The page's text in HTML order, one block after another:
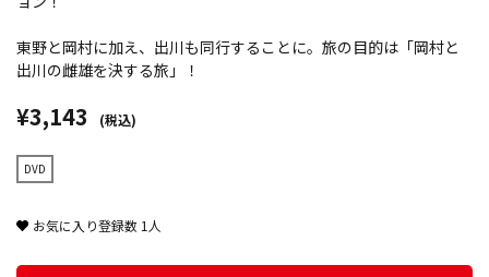
東野と岡村に加え、出川も同行することに。旅の目的は「岡村と
出川の雌雄を決する旅」！
¥3,143 (税込)
DVD
お気に入り登録数 1 人